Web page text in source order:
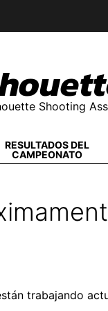
Shooting
RESULTADOS DEL
CAMPEONATO
trabajando